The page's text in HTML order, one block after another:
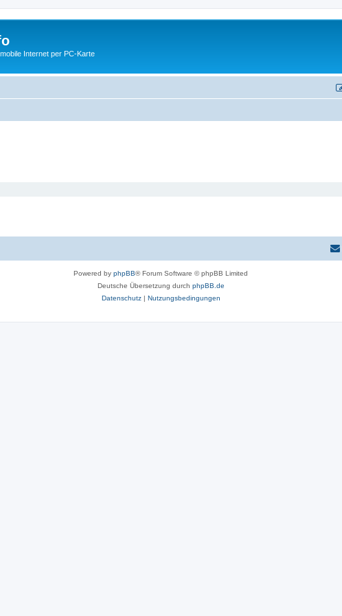
Internet per PC-Karte
Powered by phpBB® Forum Software © phpBB Limited
Deutsche Übersetzung durch phpBB.de
Datenschutz| Nutzungsbedingungen